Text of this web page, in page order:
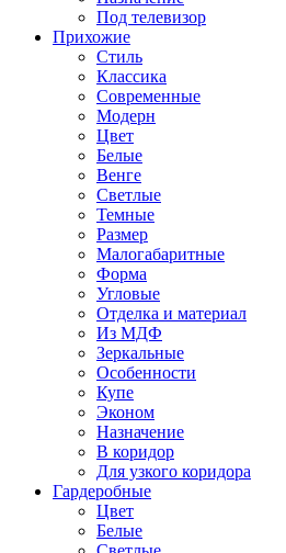
Под телевизор
Прихожие
Стиль
Классика
Современные
Модерн
Цвет
Белые
Венге
Светлые
Темные
Размер
Малогабаритные
Форма
Угловые
Отделка и материал
Из МДФ
Зеркальные
Особенности
Купе
Эконом
Назначение
В коридор
Для узкого коридора
Гардеробные
Цвет
Белые